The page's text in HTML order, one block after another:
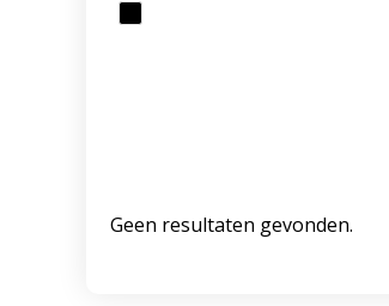
Geen resultaten gevonden.